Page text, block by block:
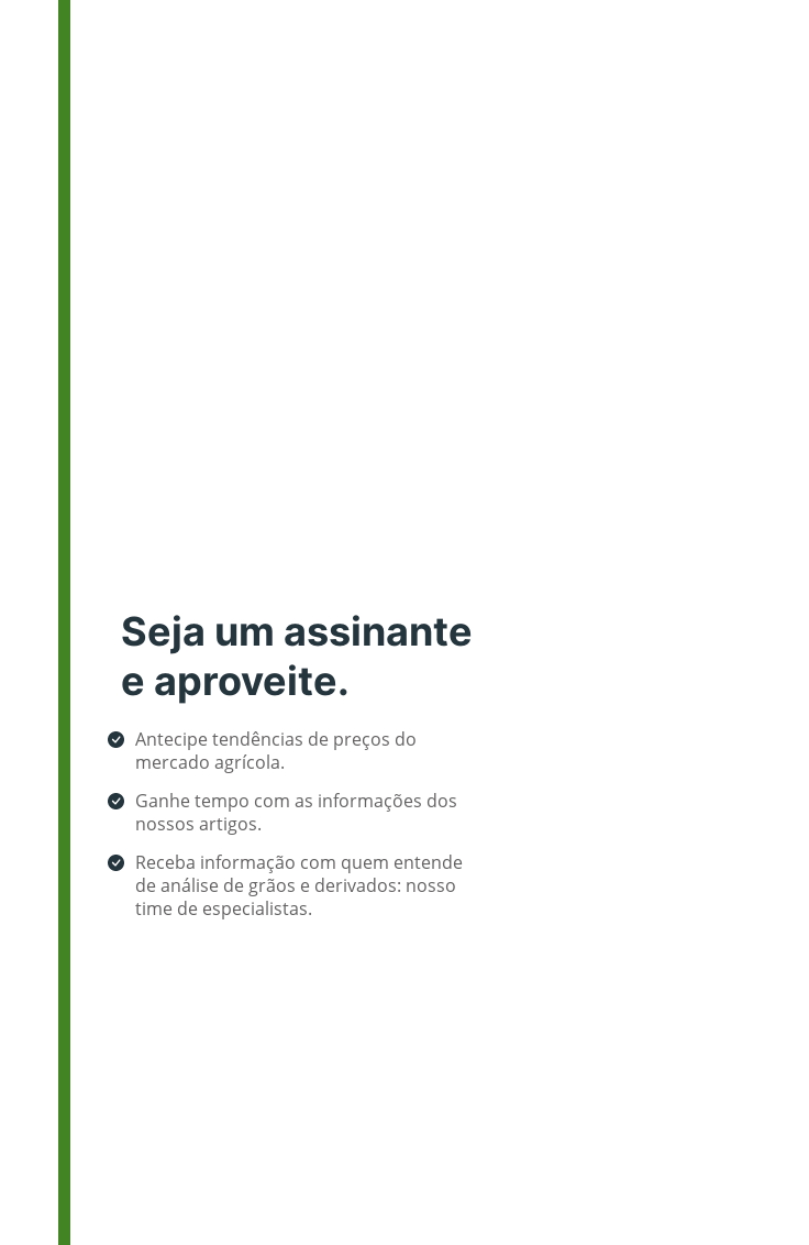
Seja um assinante
e aproveite.
Antecipe tendências de preços do
mercado agrícola.
Ganhe tempo com as informações dos
nossos artigos.
Receba informação com quem entende
de análise de grãos e derivados: nosso
time de especialistas.